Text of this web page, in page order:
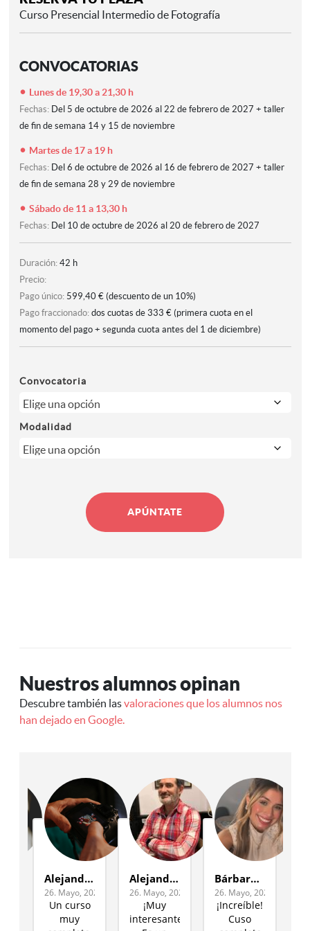
Curso Presencial Intermedio de Fotografía
CONVOCATORIAS
Lunes de 19,30 a 21,30 h
Fechas:Del 5 de octubre de 2026 al 22 de febrero de 2027 + taller
de fin de semana 14 y 15 de noviembre
Martes de 17 a 19 h
Fechas:Del 6 de octubre de 2026 al 16 de febrero de 2027 + taller
de fin de semana 28 y 29 de noviembre
Sábado de 11 a 13,30 h
Fechas:Del 10 de octubre de 2026 al 20 de febrero de 2027
Duración:42 h
Precio:
Pago único:599,40 € (descuento de un 10%)
Pago fraccionado:dos cuotas de 333 € (primera cuota en el
momento del pago + segunda cuota antes del 1 de diciembre)
Convocatoria
Modalidad
APÚNTATE
Nuestros alumnos opinan
Descubre también lasvaloraciones que los alumnos nos
han dejado en Google.
Alejandra
26. Mayo, 2026.
Un curso
muy
Alejandro Loyola
26. Mayo, 2026.
¡Muy
interesante!
Bárbara Gomes
26. Mayo, 2026.
¡Increíble!
Cuso